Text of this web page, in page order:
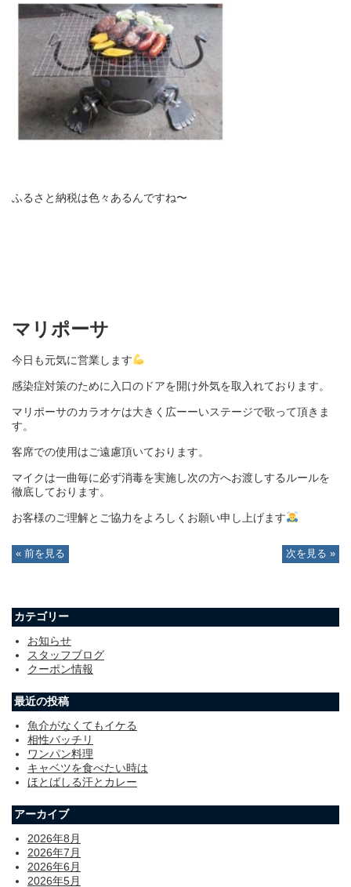
ふるさと納税は色々あるんですね〜
マリポーサ
今日も元気に営業します
感染症対策のために入口のドアを開け外気を取入れております。
マリポーサのカラオケは大きく広ーーいステージで歌って頂きま
す。
客席での使用はご遠慮頂いております。
マイクは一曲毎に必ず消毒を実施し次の方へお渡しするルールを
徹底しております。
お客様のご理解とご協力をよろしくお願い申し上げます
« 前を見る 次を見る »
カテゴリー
お知らせ
スタッフブログ
クーポン情報
最近の投稿
魚介がなくてもイケる
相性バッチリ
ワンパン料理
キャベツを食べたい時は
ほとばしる汗とカレー
アーカイブ
2026年8月
2026年7月
2026年6月
2026年5月